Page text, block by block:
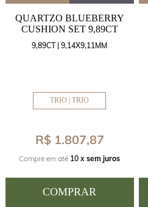
QUARTZO BLUEBERRY
CUSHION SET 9,89CT
9,89CT | 9,14X9,11MM
TRIO | TRIO
R$ 1.807,87
Compre em até 10 x sem juros
COMPRAR